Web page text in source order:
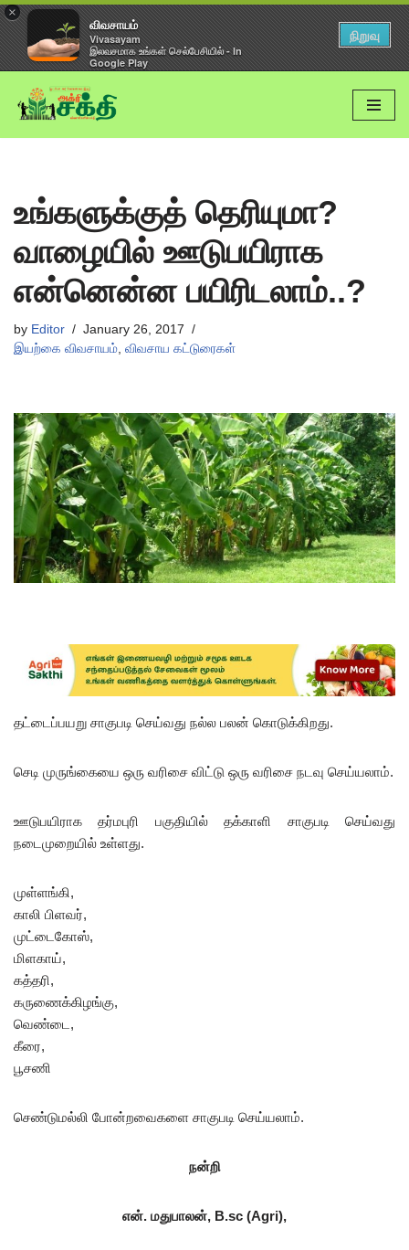
×
விவசாயம்
Vivasayam
இலவசமாக உங்கள் செல்பேசியில் - In
Google Play
நிறுவு
Skip
to
உங்களுக்குத் தெரியுமா?
வாழையில் ஊடுபயிராக
என்னென்ன பயிரிடலாம்..?
by Editor
January 26, 2017
இயற்கை விவசாயம், விவசாய கட்டுரைகள்
தட்டைப்பயறு சாகுபடி செய்வது நல்ல பலன் கொடுக்கிறது.
செடி முருங்கையை ஒரு வரிசை விட்டு ஒரு வரிசை நடவு செய்யலாம்.
ஊடுபயிராக தர்மபுரி பகுதியில் தக்காளி சாகுபடி செய்வது
நடைமுறையில் உள்ளது.
முள்ளங்கி,
காலி பிளவர்,
முட்டைகோஸ்,
மிளகாய்,
கத்தரி,
கருணைக்கிழங்கு,
வெண்டை,
கீரை,
பூசணி
செண்டுமல்லி போன்றவைகளை சாகுபடி செய்யலாம்.
நன்றி
என். மதுபாலன், B.sc (Agri),